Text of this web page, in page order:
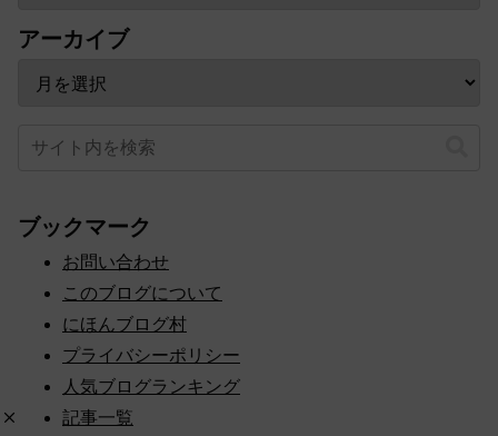
アーカイブ
ブックマーク
お問い合わせ
このブログについて
にほんブログ村
プライバシーポリシー
人気ブログランキング
記事一覧